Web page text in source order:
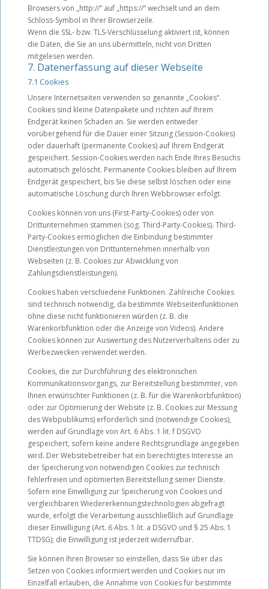
Browsers von „http://“ auf „https://“ wechselt und an dem
Schloss-Symbol in Ihrer Browserzeile.
Wenn die SSL- bzw. TLS-Verschlüsselung aktiviert ist, können
die Daten, die Sie an uns übermitteln, nicht von Dritten
mitgelesen werden.
7. Datenerfassung auf dieser Webseite
7.1 Cookies
Unsere Internetseiten verwenden so genannte „Cookies“.
Cookies sind kleine Datenpakete und richten auf Ihrem
Endgerät keinen Schaden an. Sie werden entweder
vorübergehend für die Dauer einer Sitzung (Session-Cookies)
oder dauerhaft (permanente Cookies) auf Ihrem Endgerät
gespeichert. Session-Cookies werden nach Ende Ihres Besuchs
automatisch gelöscht. Permanente Cookies bleiben auf Ihrem
Endgerät gespeichert, bis Sie diese selbst löschen oder eine
automatische Löschung durch Ihren Webbrowser erfolgt.
Cookies können von uns (First-Party-Cookies) oder von
Drittunternehmen stammen (sog. Third-Party-Cookies). Third-
Party-Cookies ermöglichen die Einbindung bestimmter
Dienstleistungen von Drittunternehmen innerhalb von
Webseiten (z. B. Cookies zur Abwicklung von
Zahlungsdienstleistungen).
Cookies haben verschiedene Funktionen. Zahlreiche Cookies
sind technisch notwendig, da bestimmte Webseitenfunktionen
ohne diese nicht funktionieren würden (z. B. die
Warenkorbfunktion oder die Anzeige von Videos). Andere
Cookies können zur Auswertung des Nutzerverhaltens oder zu
Werbezwecken verwendet werden.
Cookies, die zur Durchführung des elektronischen
Kommunikationsvorgangs, zur Bereitstellung bestimmter, von
Ihnen erwünschter Funktionen (z. B. für die Warenkorbfunktion)
oder zur Optimierung der Website (z. B. Cookies zur Messung
des Webpublikums) erforderlich sind (notwendige Cookies),
werden auf Grundlage von Art. 6 Abs. 1 lit. f DSGVO
gespeichert, sofern keine andere Rechtsgrundlage angegeben
wird. Der Websitebetreiber hat ein berechtigtes Interesse an
der Speicherung von notwendigen Cookies zur technisch
fehlerfreien und optimierten Bereitstellung seiner Dienste.
Sofern eine Einwilligung zur Speicherung von Cookies und
vergleichbaren Wiedererkennungstechnologien abgefragt
wurde, erfolgt die Verarbeitung ausschließlich auf Grundlage
dieser Einwilligung (Art. 6 Abs. 1 lit. a DSGVO und § 25 Abs. 1
TTDSG); die Einwilligung ist jederzeit widerrufbar.
Sie können Ihren Browser so einstellen, dass Sie über das
Setzen von Cookies informiert werden und Cookies nur im
Einzelfall erlauben, die Annahme von Cookies für bestimmte